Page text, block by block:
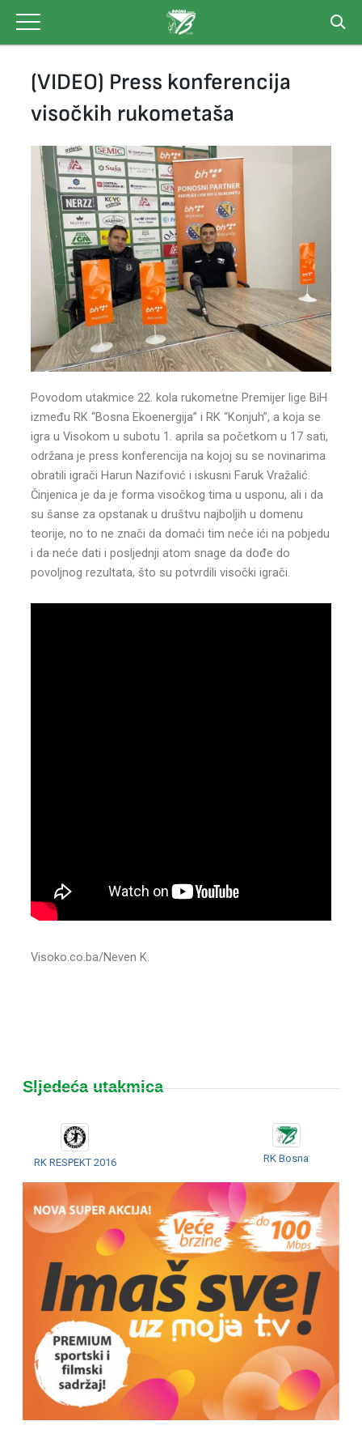
content
(VIDEO) Press konferencija
visočkih rukometaša
Povodom utakmice 22. kola rukometne Premijer lige BiH
između RK “Bosna Ekoenergija” i RK “Konjuh”, a koja se
igra u Visokom u subotu 1. aprila sa početkom u 17 sati,
održana je press konferencija na kojoj su se novinarima
obratili igrači Harun Nazifović i iskusni Faruk Vražalić.
Činjenica je da je forma visočkog tima u usponu, ali i da
su šanse za opstanak u društvu najboljih u domenu
teorije, no to ne znači da domaći tim neće ići na pobjedu
i da neće dati i posljednji atom snage da dođe do
povoljnog rezultata, što su potvrdili visočki igrači.
Visoko.co.ba/Neven K.
Sljedeća utakmica
RK RESPEKT 2016 RK Bosna